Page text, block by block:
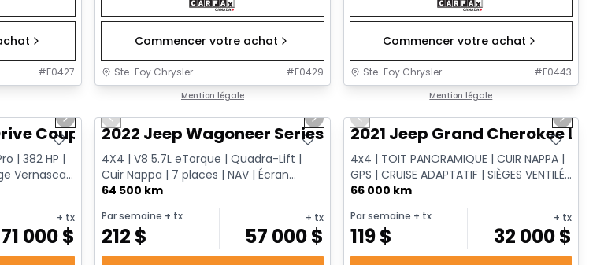
#F0427
Commencer votre achat
Ste-Foy Chrysler #F0429
Mention légale
Commencer votre achat
Ste-Foy Chrysler #F0443
Mention légale
Next slide
Coupe
| 382 HP |
Vernasca |
+ tx
71 000$
Très bonne offre
Previous slide Next slide
2022 Jeep Wagoneer Series III
4X4 | V8 5.7L eTorque | Quadra-Lift |
Cuir Nappa | 7 places | NAV | Écran
passager
64 500 km
Par semaine + tx
212 $
+ tx
57 000$
Très bonne offre
Previous slide Next
2021 Jeep Grand Cherokee
4x4 | TOIT PANORAMIQUE | CUIR NAPPA |
GPS | CRUISE ADAPTATIF | SIÈGES VENTILÉS
| HAYON ÉLECTRIQUE
66 000 km
Par semaine + tx
119$
+ tx
32 000$